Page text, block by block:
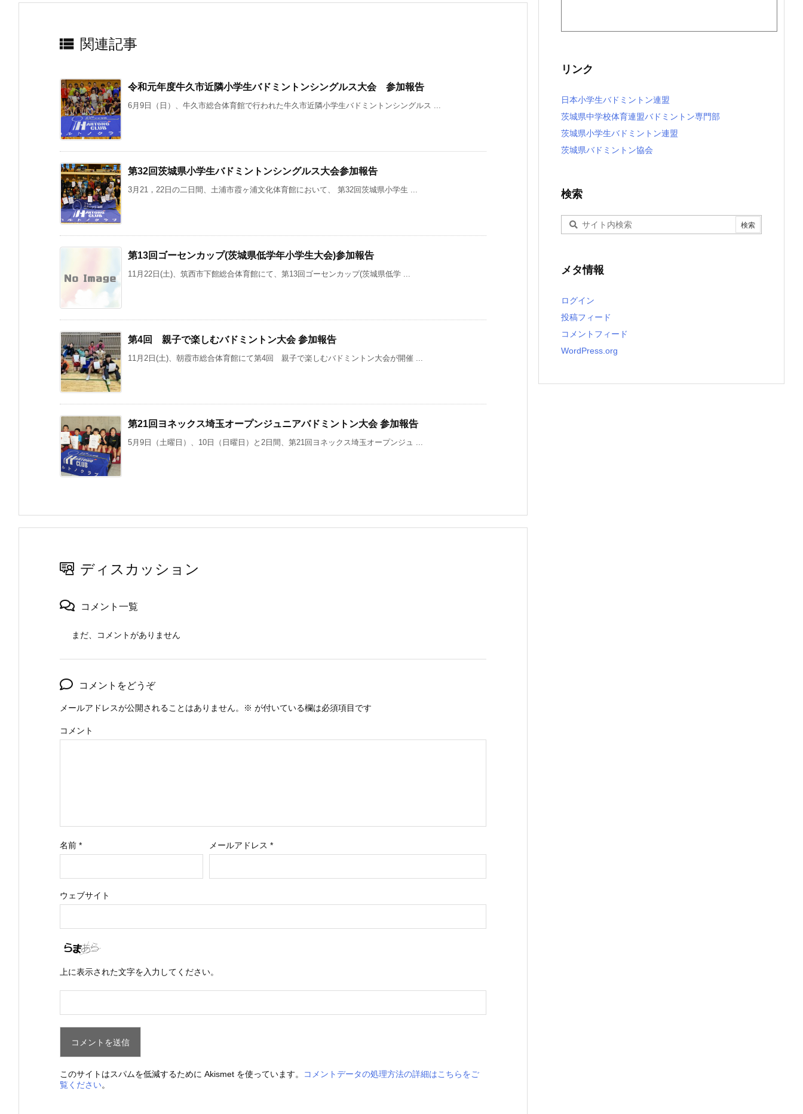
 関連記事
令和元年度牛久市近隣小学生バドミントンシングルス大会 参加報告
6月9日（日）、牛久市総合体育館で行われた牛久市近隣小学生バドミントンシングルス ...
第32回茨城県小学生バドミントンシングルス大会参加報告
3月21，22日の二日間、土浦市霞ヶ浦文化体育館において、 第32回茨城県小学生 ...
第13回ゴーセンカップ(茨城県低学年小学生大会)参加報告
11月22日(土)、筑西市下館総合体育館にて、第13回ゴーセンカップ(茨城県低学 ...
第4回 親子で楽しむバドミントン大会 参加報告
11月2日(土)、朝霞市総合体育館にて第4回 親子で楽しむバドミントン大会が開催 ...
第21回ヨネックス埼玉オープンジュニアバドミントン大会 参加報告
5月9日（土曜日）、10日（日曜日）と2日間、第21回ヨネックス埼玉オープンジュ ...
ディスカッション
コメント一覧
まだ、コメントがありません
コメントをどうぞ
メールアドレスが公開されることはありません。 ※ が付いている欄は必須項目です
コメント
名前 * メールアドレス *
ウェブサイト
上に表示された文字を入力してください。
このサイトはスパムを低減するために Akismet を使っています。
コメントデータの処理方法の詳細はこちらをご
覧ください。
リンク
日本小学生バドミントン連盟
茨城県中学校体育連盟バドミントン専門部
茨城県小学生バドミントン連盟
茨城県バドミントン協会
検索
メタ情報
ログイン
投稿フィード
コメントフィード
WordPress.org